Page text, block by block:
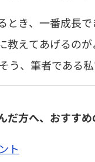
とき、一番成長
教えてあげるの
う、筆者である私
だ方へ、おすす
ト